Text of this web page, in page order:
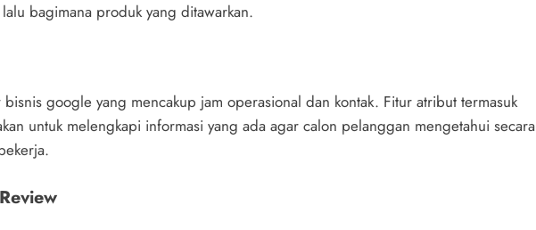
bagimana produk yang ditawarkan.
google yang mencakup jam operasional dan kontak. Fitur atribut termasuk
untuk melengkapi informasi yang ada agar calon pelanggan mengetahui secara